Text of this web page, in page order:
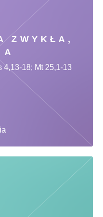
ZWYKŁA,
A
4,13-18; Mt 25,1-13